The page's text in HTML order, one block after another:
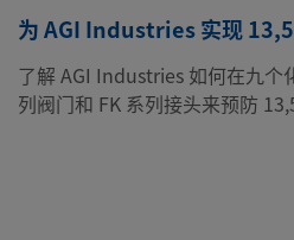
为 AGI Industries 实现
了解 AGI Industries 如何在九个
列阀门和 FK 系列接头来预防